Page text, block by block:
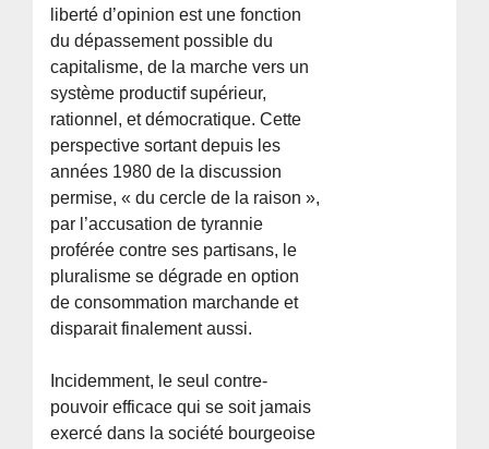
liberté d’opinion est une fonction
du dépassement possible du
capitalisme, de la marche vers un
système productif supérieur,
rationnel, et démocratique. Cette
perspective sortant depuis les
années 1980 de la discussion
permise, « du cercle de la raison »,
par l’accusation de tyrannie
proférée contre ses partisans, le
pluralisme se dégrade en option
de consommation marchande et
disparait finalement aussi.
Incidemment, le seul contre-
pouvoir efficace qui se soit jamais
exercé dans la société bourgeoise